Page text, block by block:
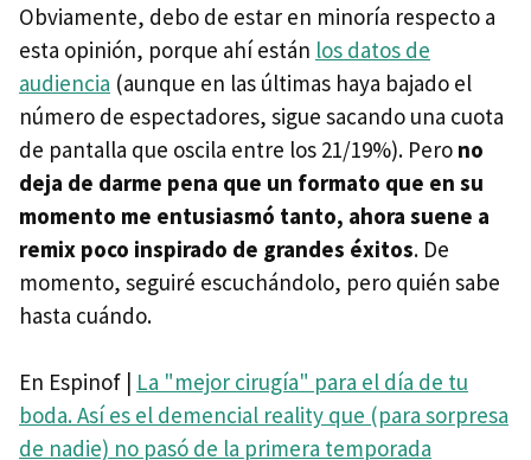
Obviamente, debo de estar en minoría respecto a
esta opinión, porque ahí están los datos de
audiencia (aunque en las últimas haya bajado el
número de espectadores, sigue sacando una cuota
de pantalla que oscila entre los 21/19%). Pero no
deja de darme pena que un formato que en su
momento me entusiasmó tanto, ahora suene a
remix poco inspirado de grandes éxitos. De
momento, seguiré escuchándolo, pero quién sabe
hasta cuándo.
En Espinof | La "mejor cirugía" para el día de tu
boda. Así es el demencial reality que (para sorpresa
de nadie) no pasó de la primera temporada